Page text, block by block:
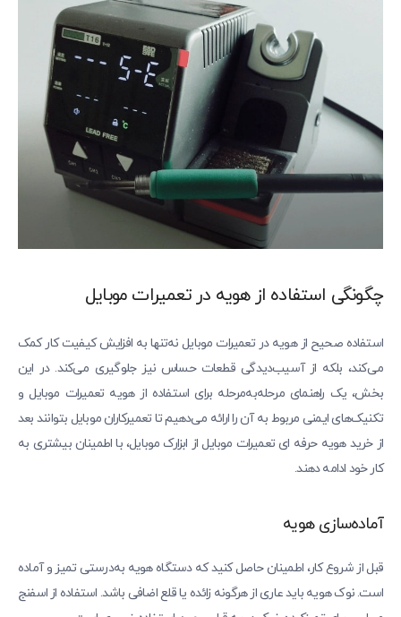
چگونگی استفاده از هویه در تعمیرات موبایل
استفاده صحیح از هویه در تعمیرات موبایل نه‌تنها به افزایش کیفیت کار کمک
می‌کند، بلکه از آسیب‌دیدگی قطعات حساس نیز جلوگیری می‌کند. در این
بخش، یک راهنمای مرحله‌به‌مرحله برای استفاده از هویه تعمیرات موبایل و
تکنیک‌های ایمنی مربوط به آن را ارائه می‌دهیم تا تعمیرکاران موبایل بتوانند بعد
از خرید هویه حرفه‌ ای تعمیرات موبایل از ابزارک موبایل، با اطمینان بیشتری به
کار خود ادامه دهند.
آماده‌سازی هویه
قبل از شروع کار، اطمینان حاصل کنید که دستگاه هویه به‌درستی تمیز و آماده
است. نوک هویه باید عاری از هرگونه زائده یا قلع اضافی باشد. استفاده از اسفنج